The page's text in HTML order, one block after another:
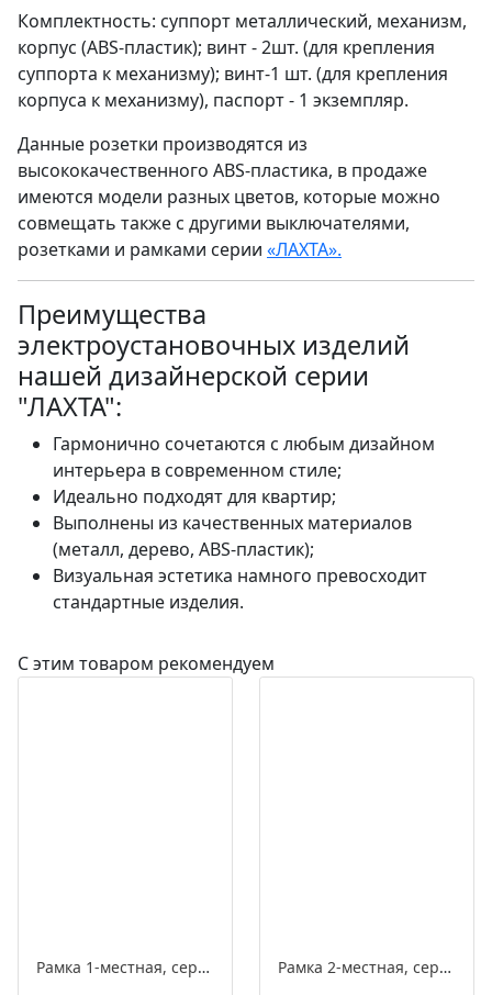
Комплектность: суппорт металлический, механизм,
корпус (ABS-пластик); винт - 2шт. (для крепления
суппорта к механизму); винт-1 шт. (для крепления
корпуса к механизму), паспорт - 1 экземпляр.
Данные розетки производятся из
высококачественного ABS-пластика, в продаже
имеются модели разных цветов, которые можно
совмещать также с другими выключателями,
розетками и рамками серии «ЛАХТА».
Преимущества
электроустановочных изделий
нашей дизайнерской серии
"ЛАХТА":
Гармонично сочетаются с любым дизайном
интерьера в современном стиле;
Идеально подходят для квартир;
Выполнены из качественных материалов
(металл, дерево, ABS-пластик);
Визуальная эстетика намного превосходит
стандартные изделия.
С этим товаром рекомендуем
Рамка 1-местная, серия ЛАХТА «СенатЪ», прямоугольник Рамка 2-местная, серия ЛАХТА «СенатЪ», прямоугольник